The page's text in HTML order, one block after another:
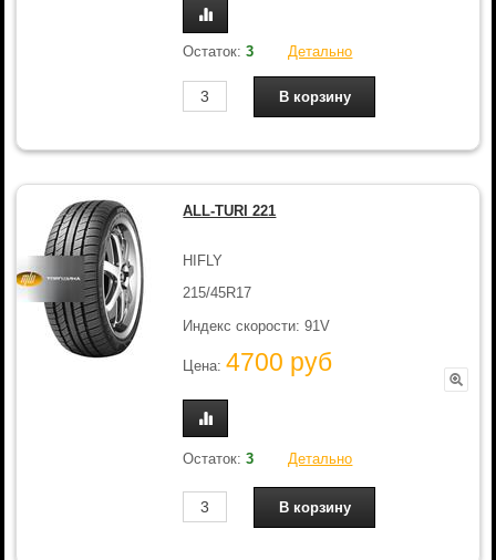
Остаток:3 Детально
ALL-TURI 221
HIFLY
215/45R17
Индекс скорости: 91V
Цена:4700 руб
Остаток:3 Детально